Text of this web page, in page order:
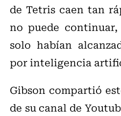
de Tetris caen tan
no puede
solo habían
por inteligencia
Gibson compartió
de su canal de